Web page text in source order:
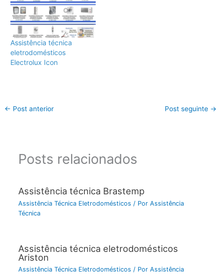
Assistência técnica
eletrodomésticos
Electrolux Icon
← Post anterior Post seguinte →
Posts relacionados
Assistência técnica Brastemp
Assistência Técnica Eletrodomésticos / Por Assistência
Técnica
Assistência técnica eletrodomésticos
Ariston
Assistência Técnica Eletrodomésticos / Por Assistência